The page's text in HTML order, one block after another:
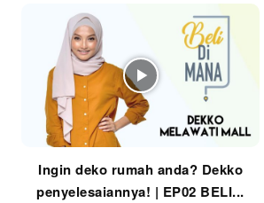
Ingin deko rumah anda? Dekko
penyelesaiannya! | EP02 BELI...